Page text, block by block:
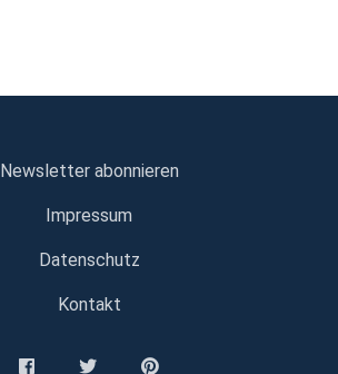
Newsletter abonnieren
Impressum
Datenschutz
Kontakt